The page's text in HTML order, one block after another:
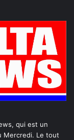
qui est un
Mercredi. Le tout